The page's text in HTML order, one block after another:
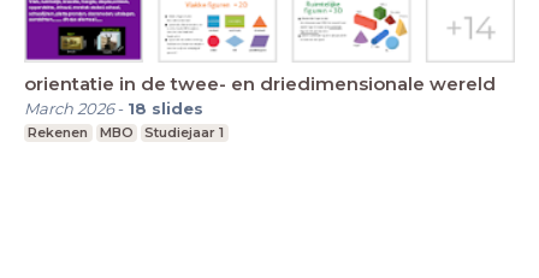
orientatie in de twee- en driedimensionale wereld
March 2026- 18 slides
Rekenen MBO Studiejaar 1